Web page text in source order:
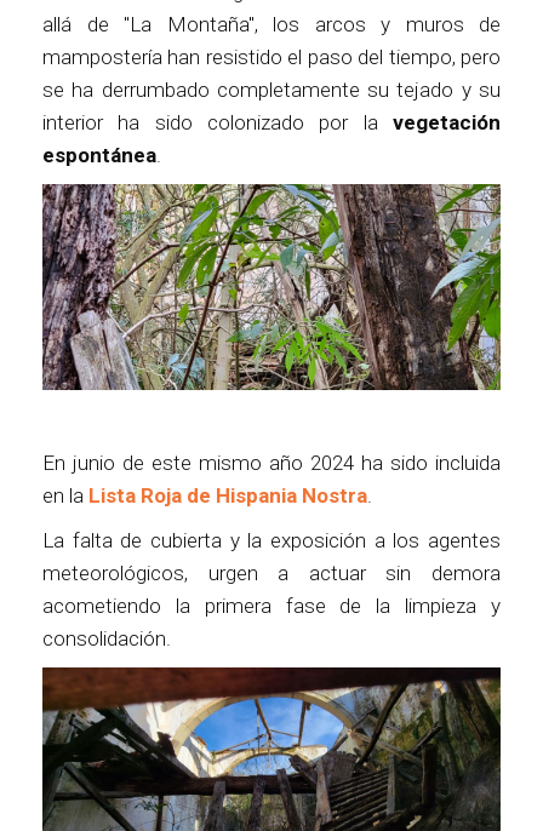
allá de "La Montaña", los arcos y muros de
mampostería han resistido el paso del tiempo, pero
se ha derrumbado completamente su tejado y su
interior ha sido colonizado por la vegetación
espontánea
En junio de este mismo año 2024 ha sido incluida
en la Lista Roja de Hispania Nostra
La falta de cubierta y la exposición a los agentes
meteorológicos, urgen a actuar sin demora
acometiendo la primera fase de la limpieza y
consolidación.